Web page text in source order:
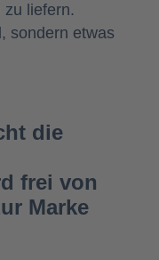
zu liefern.
sondern etwas
die
frei von
Marke